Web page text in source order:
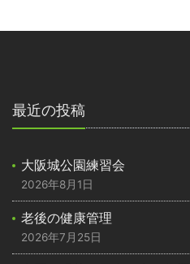
最近の投稿
大阪城公園練習会
2026年8月1日
老後の健康管理
2026年7月25日